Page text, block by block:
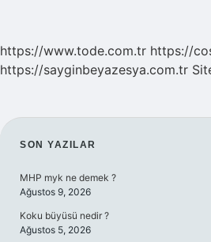
https://www.tode.com.tr https://
https://sayginbeyazesya.com.tr
SIDEBAR
SON YAZILAR
MHP myk ne demek ?
Ağustos 9, 2026
Koku büyüsü nedir ?
Ağustos 5, 2026